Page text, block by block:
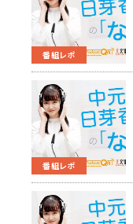
番組レポ
番組レポ